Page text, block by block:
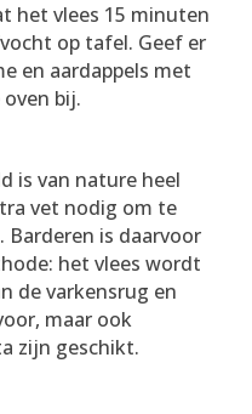
het vlees 15 minuten
op tafel. Geef er
en aardappels met
bij.
is van nature heel
vet nodig om te
is daarvoor
het vlees wordt
de varkensrug en
maar ook
zijn geschikt.